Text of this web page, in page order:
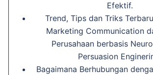
Efektif.
Trend, Tips dan Triks
Marketing Communication
Perusahaan berbasis
Persuasion
Bagaimana Berhubungan